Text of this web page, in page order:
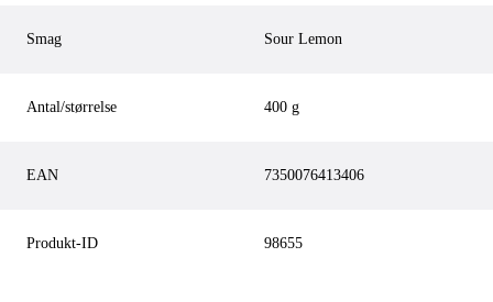
Smag Sour Lemon
Antal/størrelse 400 g
EAN 7350076413406
Produkt-ID 98655